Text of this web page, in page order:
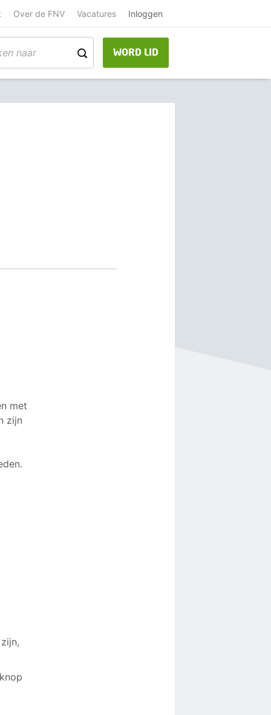
Over de FNV Vacatures Inloggen
WORD LID
met
zijn